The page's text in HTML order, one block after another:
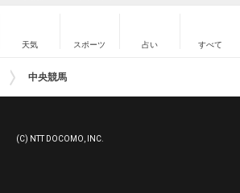
天気 スポーツ 占い すべて
中央競馬
(C) NTT DOCOMO, INC.